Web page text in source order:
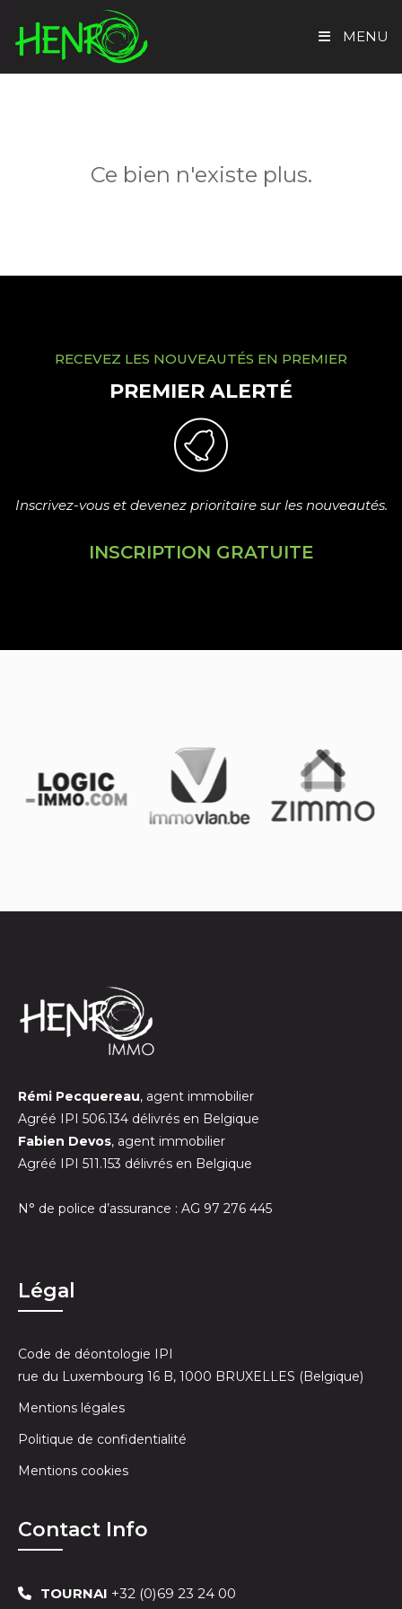
MENU
EVALUATION GRATUITE
CONTACT
Ce bien n'existe plus.
RECEVEZ LES NOUVEAUTÉS EN PREMIER
PREMIER ALERTÉ
Inscrivez-vous et devenez prioritaire sur les nouveautés.
INSCRIPTION GRATUITE
Rémi Pecquereau, agent immobilier
Agréé IPI 506.134 délivrés en Belgique
Fabien Devos, agent immobilier
Agréé IPI 511.153 délivrés en Belgique
N° de police d’assurance : AG 97 276 445
Légal
Code de déontologie IPI
rue du Luxembourg 16 B, 1000 BRUXELLES (Belgique)
Mentions légales
Politique de confidentialité
Mentions cookies
Contact Info
TOURNAI +32 (0)69 23 24 00